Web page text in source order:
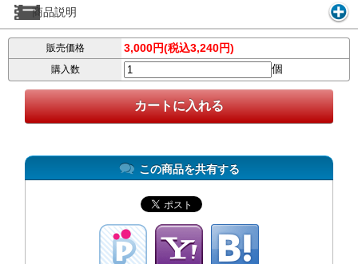
商品説明
販売価格 3,000円(税込3,240円)
購入数 個
この商品を共有する